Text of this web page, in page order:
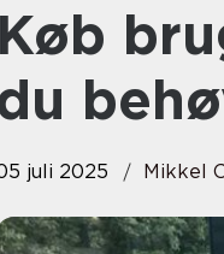
Køb brugte biler i Danmark: alt
juli 2025 Mikkel